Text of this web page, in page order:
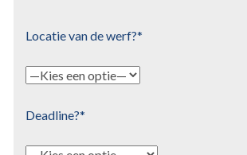
Locatie van de werf?*
Deadline?*